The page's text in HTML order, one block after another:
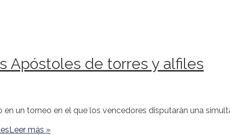
Apóstoles de torres y alfiles
un torneo en el que los vencedores disputarán una
Leer más »